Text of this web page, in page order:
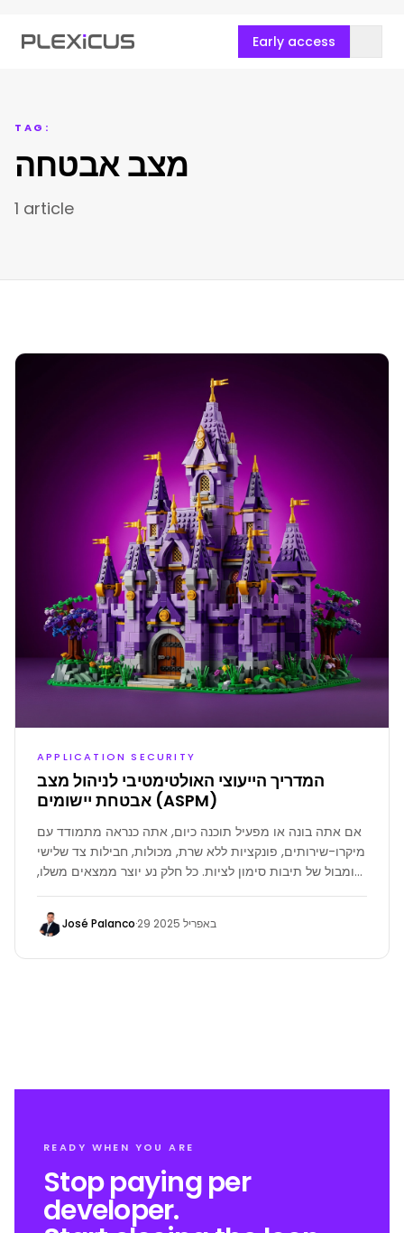
Early access
TAG:
מצב אבטחה
1 article
APPLICATION SECURITY
המדריך הייעוצי האולטימטיבי לניהול מצב
אבטחת יישומים (ASPM)
אם אתה בונה או מפעיל תוכנה כיום, אתה כנראה מתמודד עם
מיקרו-שירותים, פונקציות ללא שרת, מכולות, חבילות צד שלישי
ומבול של תיבות סימון לציות. כל חלק נע יוצר ממצאים משלו,
לוחות מחוונים והתראות אדומות זועמות. במהרה, נראות
בלילה - אתה יודע שהסכנה שם, אבל אתה לא ממש רואה
José Palanco· 29 באפריל 2025
READY WHEN YOU ARE
Stop paying per
developer.